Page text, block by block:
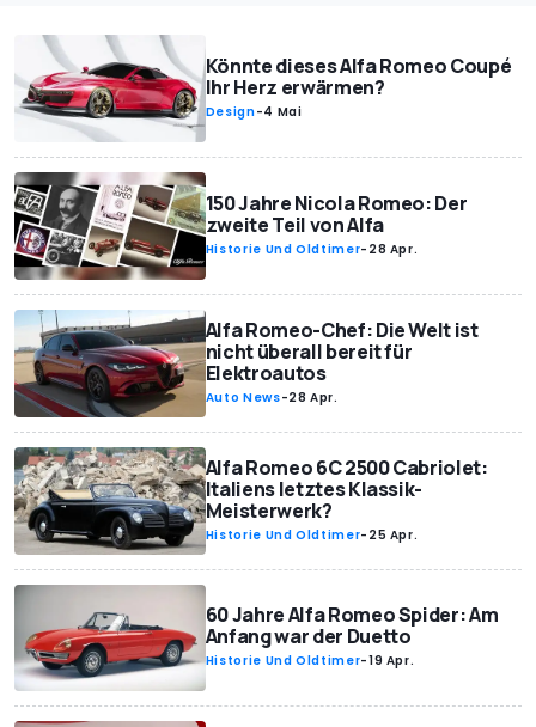
Könnte dieses Alfa Romeo Coupé
Ihr Herz erwärmen?
Design-4 Mai
150 Jahre Nicola Romeo: Der
zweite Teil von Alfa
Historie Und Oldtimer- 28 Apr.
Alfa Romeo-Chef: Die Welt ist
nicht überall bereit für
Elektroautos
Auto News-28 Apr.
Alfa Romeo 6C 2500 Cabriolet:
Italiens letztes Klassik-
Meisterwerk?
Historie Und Oldtimer- 25 Apr.
60 Jahre Alfa Romeo Spider: Am
Anfang war der Duetto
Historie Und Oldtimer-19 Apr.